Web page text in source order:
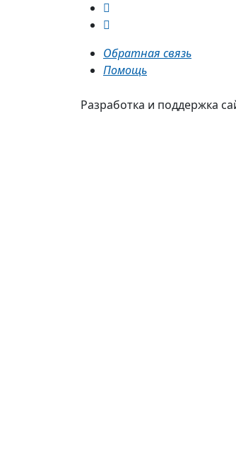
Обратная связь
Помощь
Разработка и поддержка